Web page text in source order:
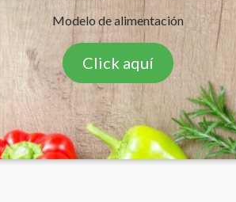
Modelo de alimentación
Click aquí